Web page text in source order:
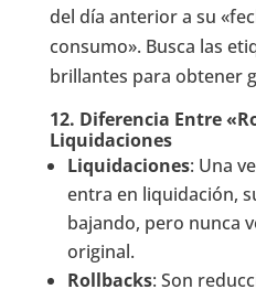
del día anterior a su
consumo». Busca las
brillantes para obtener
12. Diferencia Entre
Liquidaciones
Liquidaciones: Una
entra en liquidación,
bajando, pero nunca
original.
Rollbacks: Son